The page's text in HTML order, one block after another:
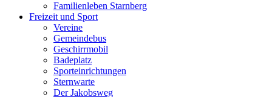
Familienleben Starnberg
Freizeit und Sport
Vereine
Gemeindebus
Geschirrmobil
Badeplatz
Sporteinrichtungen
Sternwarte
Der Jakobsweg